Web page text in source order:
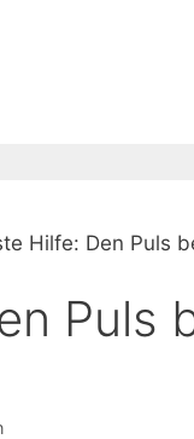
Hilfe: Den Puls
Puls